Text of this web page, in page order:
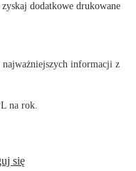
dodatkowe drukowane
informacji z
na rok.
się